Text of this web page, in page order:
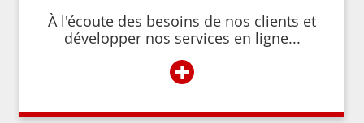
À l'écoute des besoins de nos clients et
développer nos services en ligne...
+